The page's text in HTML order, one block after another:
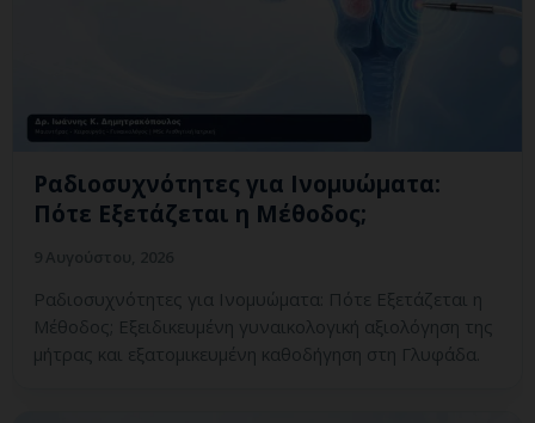
Ραδιοσυχνότητες για Ινομυώματα:
Πότε Εξετάζεται η Μέθοδος;
Ραδιοσυχνότητες για Ινομυώματα: Πότε Εξετάζεται η
Μέθοδος; Εξειδικευμένη γυναικολογική αξιολόγηση της
μήτρας και εξατομικευμένη καθοδήγηση στη Γλυφάδα.